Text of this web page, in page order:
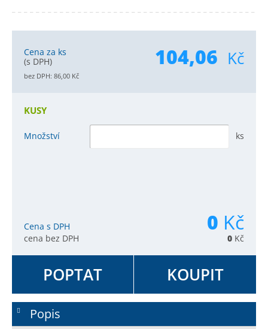
Cena za ks
(s DPH)
104,06 Kč
bez DPH: 86,00 Kč
KUSY
Množství ks
Cena s DPH 0 Kč
cena bez DPH 0 Kč
POPTAT KOUPIT
Popis